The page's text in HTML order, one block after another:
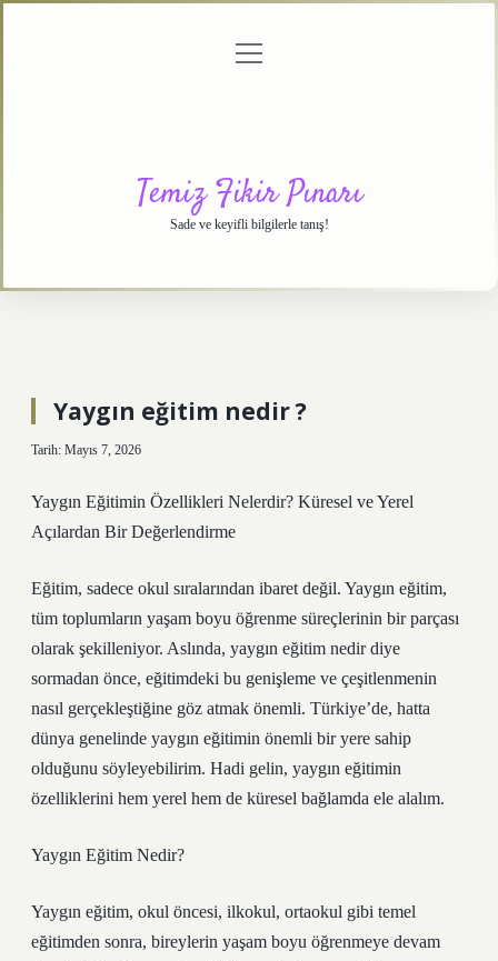
menüyü
Temiz Fikir Pınarı
Sade ve keyifli bilgilerle tanış!
Yaygın eğitim nedir ?
Tarih: Mayıs 7, 2026
Yaygın Eğitimin Özellikleri Nelerdir? Küresel ve Yerel
Açılardan Bir Değerlendirme
Eğitim, sadece okul sıralarından ibaret değil. Yaygın eğitim,
tüm toplumların yaşam boyu öğrenme süreçlerinin bir parçası
olarak şekilleniyor. Aslında, yaygın eğitim nedir diye
sormadan önce, eğitimdeki bu genişleme ve çeşitlenmenin
nasıl gerçekleştiğine göz atmak önemli. Türkiye’de, hatta
dünya genelinde yaygın eğitimin önemli bir yere sahip
olduğunu söyleyebilirim. Hadi gelin, yaygın eğitimin
özelliklerini hem yerel hem de küresel bağlamda ele alalım.
Yaygın Eğitim Nedir?
Yaygın eğitim, okul öncesi, ilkokul, ortaokul gibi temel
eğitimden sonra, bireylerin yaşam boyu öğrenmeye devam